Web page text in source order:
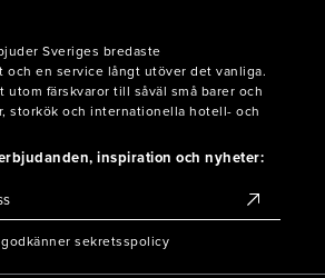
Sveriges bredaste
och en service långt utöver det vanliga.
utom färskvaror till såväl små barer och
storkök och internationella hotell- och
inspiration och nyheter:
sekretsspolicy